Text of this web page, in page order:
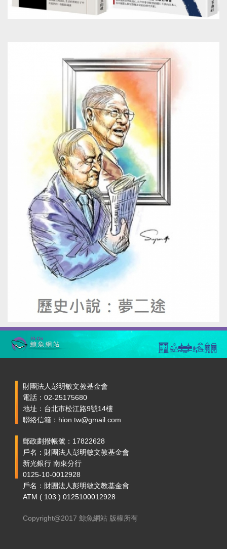
財團法人彭明敏文教基金會
電話：02-25175680
地址：台北市松江路9號14樓
聯絡信箱：hion.tw@gmail.com
郵政劃撥帳號：17822628
戶名：財團法人彭明敏文教基金會
新光銀行 南東分行
0125-10-0012928
戶名：財團法人彭明敏文教基金會
ATM ( 103 ) 0125100012928
Copyright@2017 鯨魚網站 版權所有